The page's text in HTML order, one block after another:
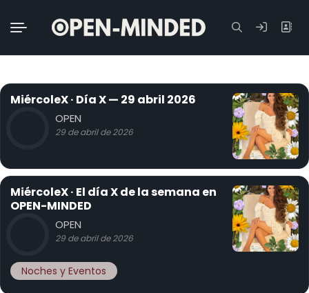
Buscar:
MiércoleX · Día X — 29 abril 2026
OPEN
29 de abril de 2026
MiércoleX · El día X de la semana en
OPEN-MINDED
OPEN
29 de abril de 2026
Noches y Eventos